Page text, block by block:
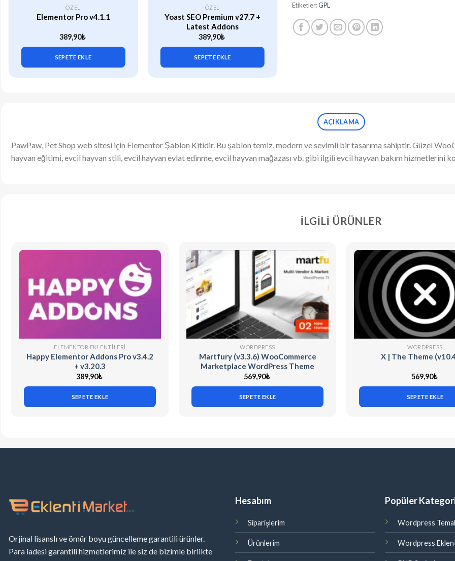
ÖZEL
Elementor Pro v4.1.1
389,90₺
SEPETE EKLE
ÖZEL
Yoast SEO Premium v27.7 +
Latest Addons
389,90₺
SEPETE EKLE
WP Rocket (v3.21.2) Caching
Plugin for WordPress
419,90₺
Etiketler:GPL
AÇIKLAMA
PawPaw, Pet Shop web sitesi için Elementor Şablon Kitidir. Bu şablon temiz, modern ve sevimli bir tasarıma sahiptir. Güzel
hayvan eğitimi, evcil hayvan stili, evcil hayvan evlat edinme, evcil hayvan mağazası vb. gibi ilgili evcil hayvan bakım hizmetlerini
İLGILI ÜRÜNLER
ELEMENTOR EKLENTILERI
Happy Elementor Addons Pro v3.4.2
+ v3.20.3
389,90₺
SEPETE EKLE
WORDPRESS
Martfury (v3.3.6) WooCommerce
Marketplace WordPress Theme
569,90₺
SEPETE EKLE
WORDPRESS
X | The Theme
569,90₺
SEPETE EKLE
Orjinal lisanslı ve ömür boyu güncelleme garantili ürünler.
Para iadesi garantili hizmetlerimiz ile siz de bizimle birlikte
Hesabım
Siparişlerim
Ürünlerim
Popüler
Wordpress
Wordpress